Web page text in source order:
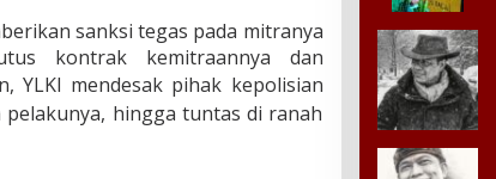
sanksi tegas pada mitranya
kontrak kemitraannya dan
YLKI mendesak pihak kepolisian
hingga tuntas di ranah